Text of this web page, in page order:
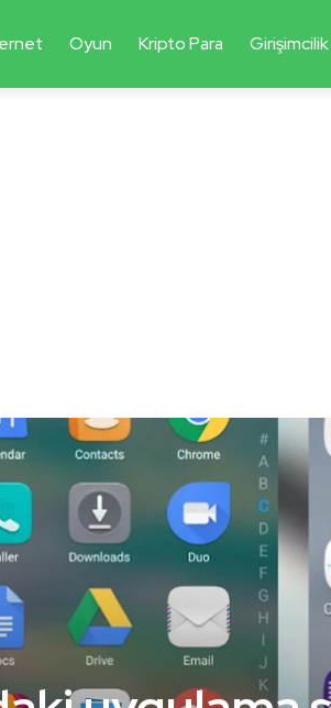
Oyun Kripto Para Girişimcilik